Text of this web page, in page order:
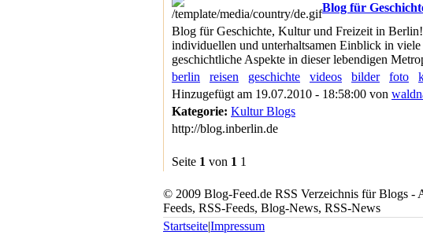
Blog für
Blog für Geschichte, Kultur und Freizeit in
individuellen und unterhaltsamen Einblick in
geschichtliche Aspekte in dieser lebendigen
berlin
reisen geschichte videos bilder foto
Hinzugefügt am 19.07.2010 - 18:58:00 von
Kategorie: Kultur Blogs
http://blog.inberlin.de
Seite 1 von 1 1
© 2009 Blog-Feed.de RSS Verzeichnis für Blogs -
Feeds, RSS-Feeds, Blog-News, RSS-News
Startseite|Impressum